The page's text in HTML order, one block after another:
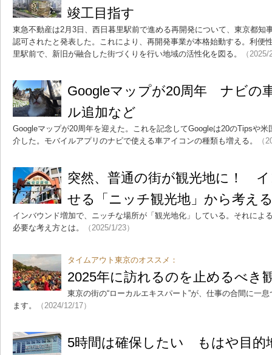
竣工目指す
東急不動産は2月3日、西日暮里駅前で進める再開発について、東京都知
認可されたと発表した。これにより、再開発事業が本格始動する。利便
里駅前で、新旧が融合した街づくりを行い地域の活性化を図る。
（
Googleマップが20周年 ナビの
ル追加など
Googleマップが20周年を迎えた。これを記念してGoogleは20のTipsや
介した。モバイルアプリのナビで使える車アイコンの種類も増える。
（
突然、普通の街が観光地に！
せる「ニッチ観光地」から考え
インバウンド増加で、ニッチな場所が「観光地化」している。それによ
必要な考え方とは。
（2025/1/23）
タイムアウト東京のオススメ：
2025年に訪れるのを止めるべき
東京の街の“ローカルエキスパート”が、仕事の合間に一
ます。
（2024/12/17）
5時間は確保したい もはや目的